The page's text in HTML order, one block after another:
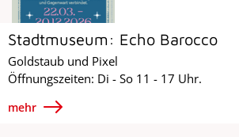
Stadtmuseum: Echo Barocco
Goldstaub und Pixel
Öffnungszeiten: Di - So 11 - 17 Uhr.
mehr